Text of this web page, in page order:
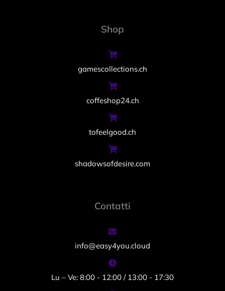
Shop
gamescollections.ch
coffeshop24.ch
tofeelgood.ch
shadowsofdesire.com
Contatti
info@easy4you.cloud
Lu – Ve: 8:00 - 12:00 / 13:00 - 17:30